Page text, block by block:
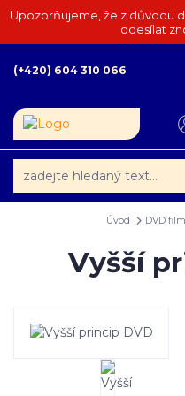
Upozorňujeme, že z důvodu
odesílat
(+420) 604 310 066
Úvod DVD
Vyšší